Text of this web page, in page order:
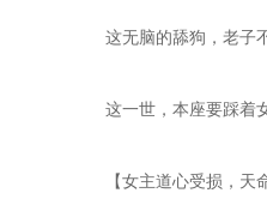
这无脑的舔狗，老子
这一世，本座要踩着
【女主道心受损，天